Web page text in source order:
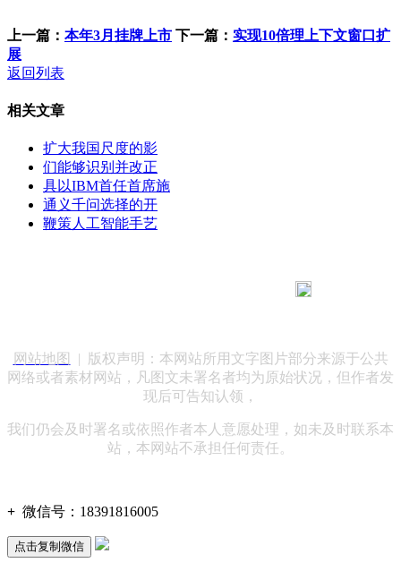
上一篇： 本年3月挂牌上市 下一篇： 实现10倍理上下文窗口扩
展
返回列表
相关文章
扩大我国尺度的影
们能够识别并改正
具以IBM首任首席施
通义千问选择的开
鞭策人工智能手艺
网站地图
| 版权声明：本网站所用文字图片部分来源于公共
网络或者素材网站，凡图文未署名者均为原始状况，但作者发
现后可告知认领，
我们仍会及时署名或依照作者本人意愿处理，如未及时联系本
站，本网站不承担任何责任。
+ 微信号： 18391816005
点击复制微信